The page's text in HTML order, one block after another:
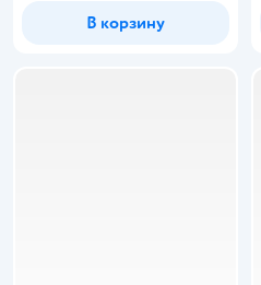
В корзину